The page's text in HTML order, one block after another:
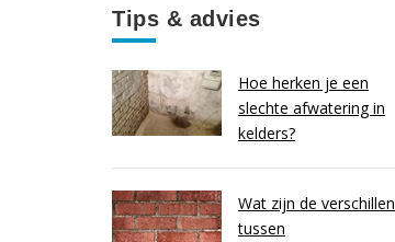
Tips & advies
Hoe herken je een
slechte afwatering in
kelders?
Wat zijn de verschillen
tussen